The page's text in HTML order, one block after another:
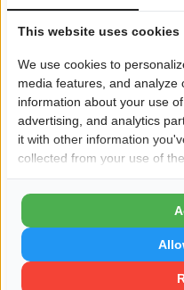
Wil je dat jouw bedrijf
Pagina delen op:
Openingstijden
Maandag:
Woensdag:
This website uses cookies
We use cookies to
media features, and analyze
information about your use
advertising, and analytics
it with other information
collected from your use of